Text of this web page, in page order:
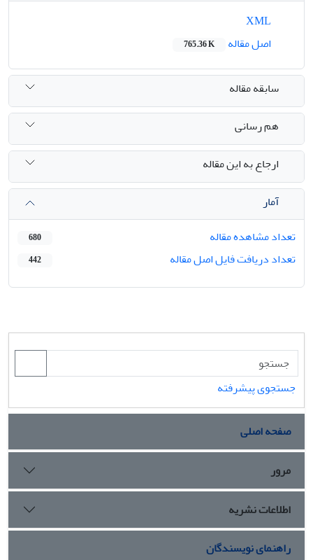
اصل مقاله
765.36 K
سابقه مقاله
هم رسانی
ارجاع به این مقاله
آمار
تعداد مشاهده مقاله
680
تعداد دریافت فایل اصل مقاله 442
جستجوی پیشرفته
صفحه اصلی
مرور
اطلاعات نشریه
راهنمای نویسندگان